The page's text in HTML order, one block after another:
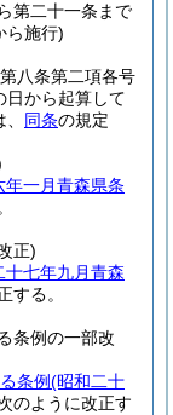
第二十一条まで
ら施行)
八条第二項各号
日から起算して
同条の規定
年一月青森県条
正)
十七年九月青森
する。
条例の一部改
条例(昭和二十
のように改正す